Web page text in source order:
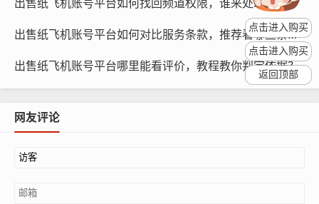
套餐的服务：套餐的服务也是影响性价比的重要因素，在
比较套餐服务时，需要注意套餐所提供的服务内容，如网
络速度、存储空间、流量等。
套餐的稳定性：套餐的稳定性也是影响性价比的重要因
素，在比较套餐稳定性时，需要注意套餐的网络质量、服
务器稳定性等因素。
了解套餐的使用限制
在购买纸飞机账号时，还需要了解套餐的使用限制，套餐
出售纸飞机账号平台如何对比服务条款，推荐看哪些条款？
出售纸飞机账号平台哪里能看评价，教程教你判定依据？
网友评论
点击进入购买
点击进入购买
返回顶部